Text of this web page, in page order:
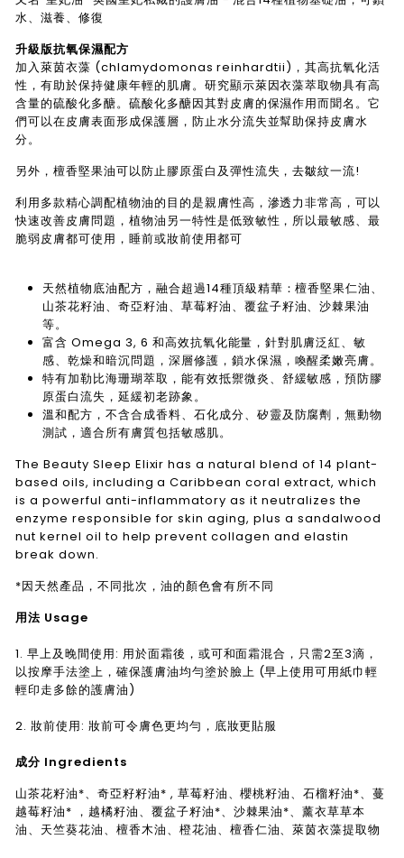
水、滋養、修復
升級版抗氧保濕配方
加入萊茵衣藻 (chlamydomonas reinhardtii)，其高抗氧化活
性，有助於保持健康年輕的肌膚。研究顯示萊因衣藻萃取物具有高
含量的硫酸化多醣。硫酸化多醣因其對皮膚的保濕作用而聞名。它
們可以在皮膚表面形成保護層，防止水分流失並幫助保持皮膚水
分。
另外，檀香堅果油可以防止膠原蛋白及彈性流失，去皺紋一流!
利用多款精心調配植物油的目的是親膚性高，滲透力非常高，可以
快速改善皮膚問題，植物油另一特性是低致敏性，所以最敏感、最
脆弱皮膚都可使用，睡前或妝前使用都可
天然植物底油配方，融合超過14種頂級精華：檀香堅果仁油、
山茶花籽油、奇亞籽油、草莓籽油、覆盆子籽油、沙棘果油
等。
富含 Omega 3, 6 和高效抗氧化能量，針對肌膚泛紅、敏
感、乾燥和暗沉問題，深層修護，鎖水保濕，喚醒柔嫩亮膚。
特有加勒比海珊瑚萃取，能有效抵禦微炎、舒緩敏感，預防膠
原蛋白流失，延緩初老跡象。
溫和配方，不含合成香料、石化成分、矽靈及防腐劑，無動物
測試，適合所有膚質包括敏感肌。
The Beauty Sleep Elixir has a natural blend of 14 plant-
based oils, including a Caribbean coral extract, which
is a powerful anti-inflammatory as it neutralizes the
enzyme responsible for skin aging, plus a sandalwood
nut kernel oil to help prevent collagen and elastin
break down.
*因天然產品，不同批次，油的顏色會有所不同
用法 Usage
1. 早上及晚間使用: 用於面霜後，或可和面霜混合，只需2至3滴，
以按摩手法塗上，確保護膚油均勻塗於臉上 (早上使用可用紙巾輕
輕印走多餘的護膚油)
2. 妝前使用: 妝前可令膚色更均勻，底妝更貼服
成分 Ingredients
山茶花籽油*、奇亞籽籽油* , 草莓籽油、櫻桃籽油、石榴籽油*、蔓
越莓籽油* ，越橘籽油、覆盆子籽油*、沙棘果油*、薰衣草草本
油、天竺葵花油、檀香木油、橙花油、檀香仁油、萊茵衣藻提取物